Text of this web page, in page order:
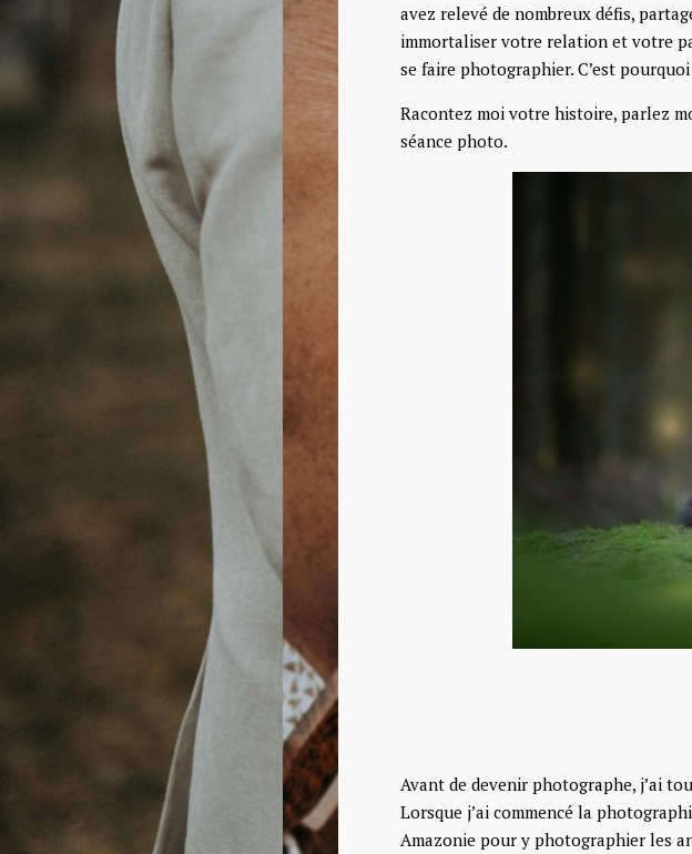
avez relevé de nombreux défis,
immortaliser votre relation et votre
se faire photographier. C’est
Racontez moi votre histoire, parlez
séance photo.
Avant de devenir photographe, j’ai
Lorsque j’ai commencé la
Amazonie pour y photographier les